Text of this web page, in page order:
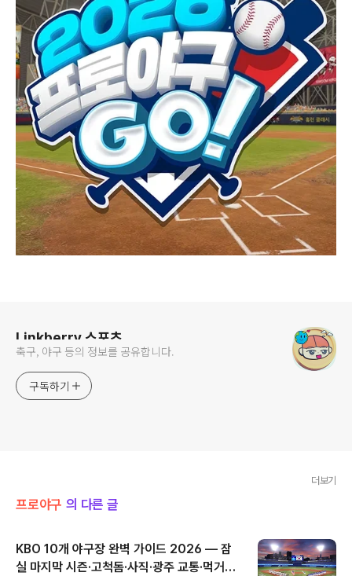
Linkberry 스포츠
축구, 야구 등의 정보를 공유합니다.
구독하기
프로야구 의 다른 글
더보기
KBO 10개 야구장 완벽 가이드 2026 — 잠
실 마지막 시즌·고척돔·사직·광주 교통·먹거리